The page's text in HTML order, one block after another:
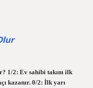
1/2: Ev sahibi takım ilk
kazanır. 0/2: İlk yarı